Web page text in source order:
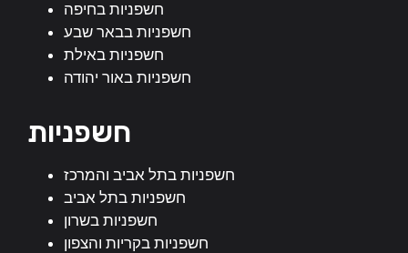
חשפניות בחיפה
חשפניות בבאר שבע
חשפניות באילת
חשפניות באור יהודה
חשפניות
חשפניות בתל אביב והמרכז
חשפניות בתל אביב
חשפניות בשרון
חשפניות בקריות והצפון